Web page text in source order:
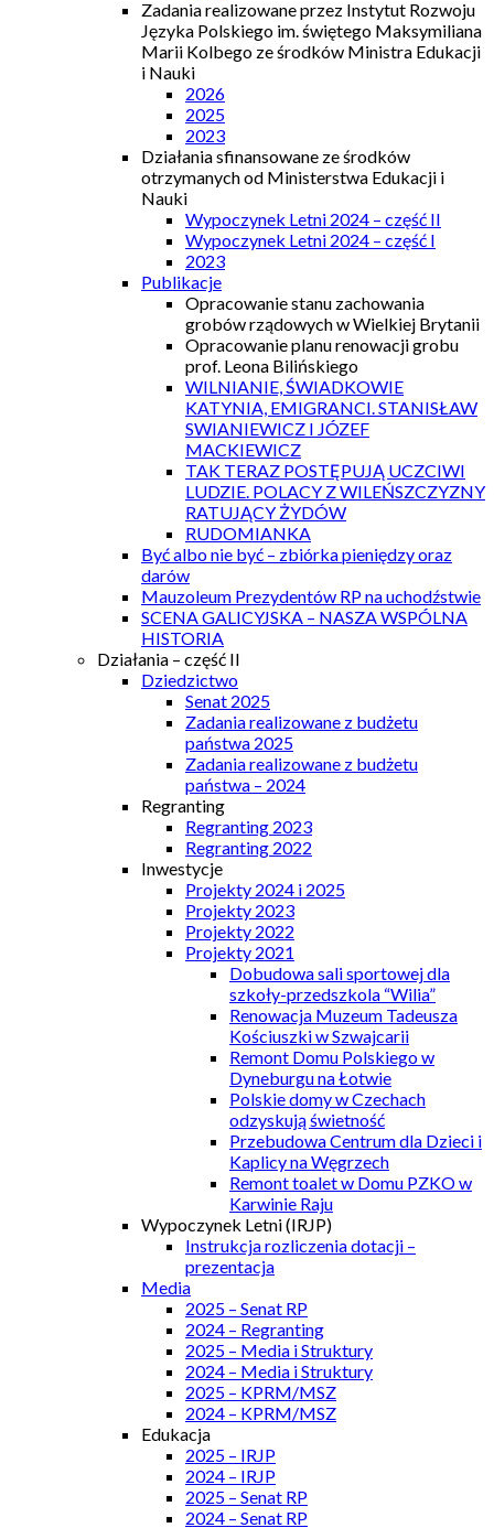
Zadania realizowane przez Instytut Rozwoju
Języka Polskiego im. świętego Maksymiliana
Marii Kolbego ze środków Ministra Edukacji
i Nauki
2026
2025
2023
Działania sfinansowane ze środków
otrzymanych od Ministerstwa Edukacji i
Nauki
Wypoczynek Letni 2024 – część II
Wypoczynek Letni 2024 – część I
2023
Publikacje
Opracowanie stanu zachowania
grobów rządowych w Wielkiej Brytanii
Opracowanie planu renowacji grobu
prof. Leona Bilińskiego
WILNIANIE, ŚWIADKOWIE
KATYNIA, EMIGRANCI. STANISŁAW
SWIANIEWICZ I JÓZEF
MACKIEWICZ
TAK TERAZ POSTĘPUJĄ UCZCIWI
LUDZIE. POLACY Z WILEŃSZCZYZNY
RATUJĄCY ŻYDÓW
RUDOMIANKA
Być albo nie być – zbiórka pieniędzy oraz
darów
Mauzoleum Prezydentów RP na uchodźstwie
SCENA GALICYJSKA – NASZA WSPÓLNA
HISTORIA
Działania – część II
Dziedzictwo
Senat 2025
Zadania realizowane z budżetu
państwa 2025
Zadania realizowane z budżetu
państwa – 2024
Regranting
Regranting 2023
Regranting 2022
Inwestycje
Projekty 2024 i 2025
Projekty 2023
Projekty 2022
Projekty 2021
Dobudowa sali sportowej dla
szkoły-przedszkola “Wilia”
Renowacja Muzeum Tadeusza
Kościuszki w Szwajcarii
Remont Domu Polskiego w
Dyneburgu na Łotwie
Polskie domy w Czechach
odzyskują świetność
Przebudowa Centrum dla Dzieci i
Kaplicy na Węgrzech
Remont toalet w Domu PZKO w
Karwinie Raju
Wypoczynek Letni (IRJP)
Instrukcja rozliczenia dotacji –
prezentacja
Media
2025 – Senat RP
2024 – Regranting
2025 – Media i Struktury
2024 – Media i Struktury
2025 – KPRM/MSZ
2024 – KPRM/MSZ
Edukacja
2025 – IRJP
2024 – IRJP
2025 – Senat RP
2024 – Senat RP